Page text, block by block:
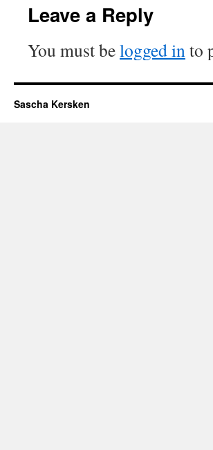
Leave a Reply
You must belogged into
Sascha Kersken